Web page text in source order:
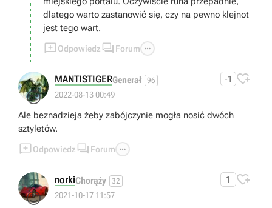
dlatego warto zastanowić się, czy na pewno klejnot
jest tego wart.
Odpowiedz  Forum 
😒
MANTISTIGERGenerał 96
2022-08-13 00:49
-1 
Ale beznadzieja żeby zabójczynie mogła nosić dwóch
sztyletów.
Odpowiedz  Forum 
😊
norkiChorąży 32
2021-10-17 11:57
1 